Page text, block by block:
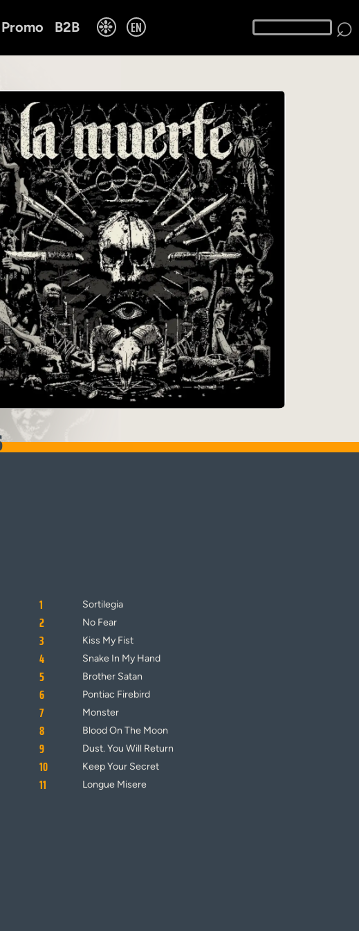
Promo B2B ❉ EN ⌕
1 Sortilegia
2 No Fear
3 Kiss My Fist
4 Snake In My Hand
5 Brother Satan
6 Pontiac Firebird
7 Monster
8 Blood On The Moon
9 Dust. You Will Return
10 Keep Your Secret
11 Longue Misere